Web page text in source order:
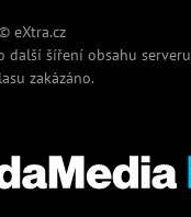
eXtra.cz
další šíření obsahu serveru
zakázáno.